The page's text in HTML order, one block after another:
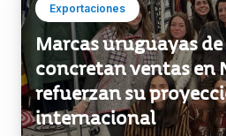
Exportaciones